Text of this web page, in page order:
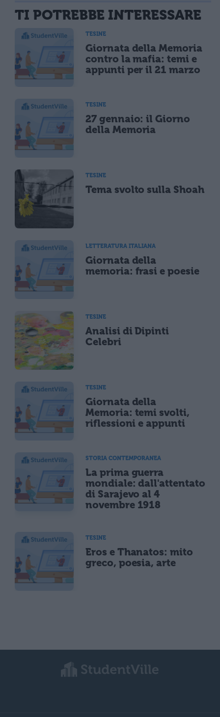
TI POTREBBE INTERESSARE
TESINE
Giornata della Memoria
contro la mafia: temi e
appunti per il 21 marzo
TESINE
27 gennaio: il Giorno
della Memoria
TESINE
Tema svolto sulla Shoah
LETTERATURA ITALIANA
Giornata della
memoria: frasi e poesie
TESINE
Analisi di Dipinti
Celebri
TESINE
Giornata della
Memoria: temi svolti,
riflessioni e appunti
STORIA CONTEMPORANEA
La prima guerra
mondiale: dall'attentato
di Sarajevo al 4
novembre 1918
TESINE
Eros e Thanatos: mito
greco, poesia, arte